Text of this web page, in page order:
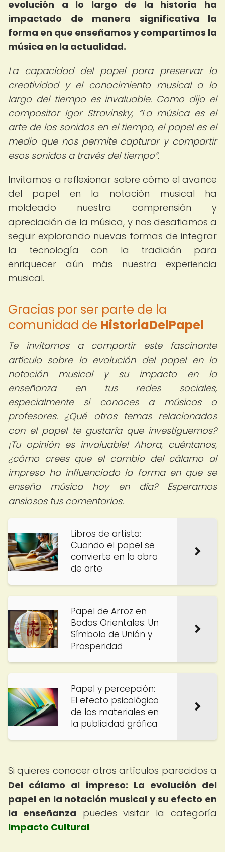
evolución a lo largo de la historia ha
impactado de manera significativa la
forma en que enseñamos y compartimos la
música en la actualidad.
La capacidad del papel para preservar la
creatividad y el conocimiento musical a lo
largo del tiempo es invaluable. Como dijo el
compositor Igor Stravinsky,
La música es el
arte de los sonidos en el tiempo, el papel es el
medio que nos permite capturar y compartir
esos sonidos a través del tiempo .
Invitamos a reflexionar sobre cómo el avance
del papel en la notación musical ha
moldeado nuestra comprensión y
apreciación de la música, y nos desafiamos a
seguir explorando nuevas formas de integrar
la tecnología con la tradición para
enriquecer aún más nuestra experiencia
musical.
Gracias por ser parte de la
comunidad de HistoriaDelPapel
Te invitamos a compartir este fascinante
artículo sobre la evolución del papel en la
notación musical y su impacto en la
enseñanza en tus redes sociales,
especialmente si conoces a músicos o
profesores. ¿Qué otros temas relacionados
con el papel te gustaría que investiguemos?
¡Tu opinión es invaluable! Ahora, cuéntanos,
¿cómo crees que el cambio del cálamo al
impreso ha influenciado la forma en que se
enseña música hoy en día? Esperamos
ansiosos tus comentarios.
Libros de artista:
Cuando el papel se
convierte en la obra
de arte
Papel de Arroz en
Bodas Orientales: Un
Símbolo de Unión y
Prosperidad
Papel y percepción:
El efecto psicológico
de los materiales en
la publicidad gráfica
Si quieres conocer otros artículos parecidos a
Del cálamo al impreso: La evolución del
papel en la notación musical y su efecto en
la enseñanza puedes visitar la categoría
Impacto Cultural.